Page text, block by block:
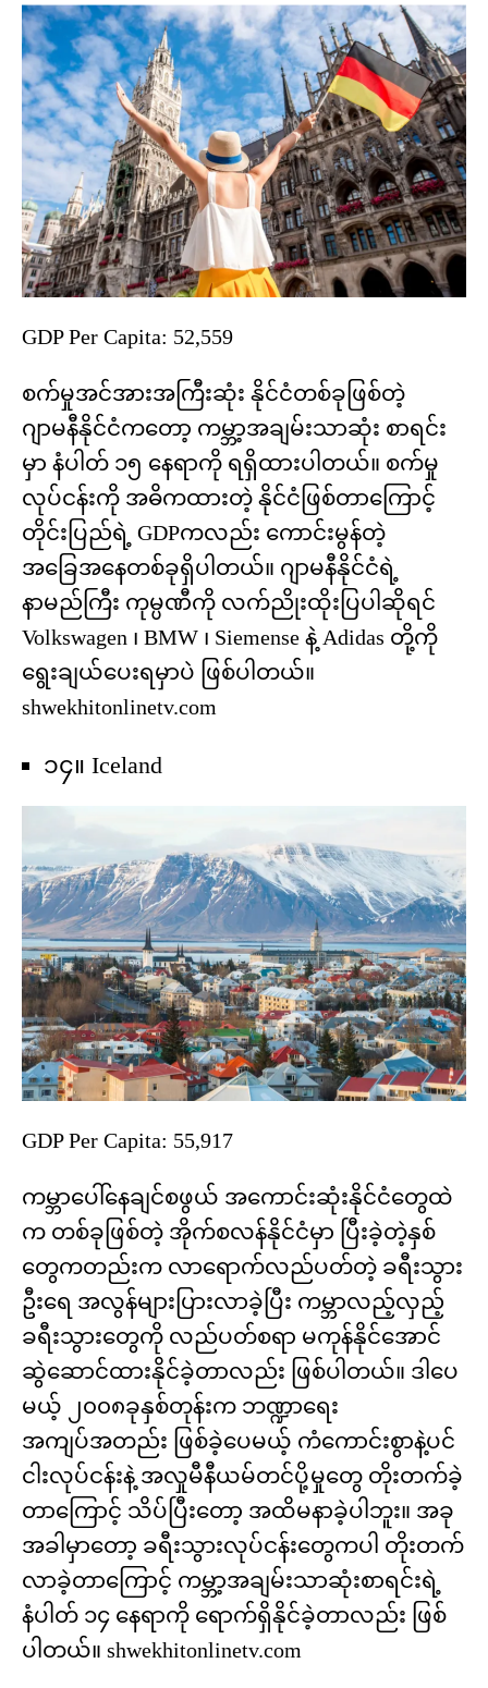
GDP Per Capita: 52,559
စက်မှုအင်အားအကြီးဆုံး နိုင်ငံတစ်ခုဖြစ်တဲ့
ဂျာမနီနိုင်ငံကတော့ ကမ္ဘာ့အချမ်းသာဆုံး စာရင်း
မှာ နံပါတ် ၁၅ နေရာကို ရရှိထားပါတယ်။ စက်မှု
လုပ်ငန်းကို အဓိကထားတဲ့ နိုင်ငံဖြစ်တာကြောင့်
တိုင်းပြည်ရဲ့ GDPကလည်း ကောင်းမွန်တဲ့
အခြေအနေတစ်ခုရှိပါတယ်။ ဂျာမနီနိုင်ငံရဲ့
နာမည်ကြီး ကုမ္ပဏီကို လက်ညိုးထိုးပြပါဆိုရင်
Volkswagen ၊ BMW ၊ Siemense နဲ့ Adidas တို့ကို
ရွေးချယ်ပေးရမှာပဲ ဖြစ်ပါတယ်။
shwekhitonlinetv.com
၁၄။ Iceland
GDP Per Capita: 55,917
ကမ္ဘာပေါ်နေချင်စဖွယ် အကောင်းဆုံးနိုင်ငံတွေထဲ
က တစ်ခုဖြစ်တဲ့ အိုက်စလန်နိုင်ငံမှာ ပြီးခဲ့တဲ့နှစ်
တွေကတည်းက လာရောက်လည်ပတ်တဲ့ ခရီးသွား
ဦးရေ အလွန်များပြားလာခဲ့ပြီး ကမ္ဘာလည့်လှည့်
ခရီးသွားတွေကို လည်ပတ်စရာ မကုန်နိုင်အောင်
ဆွဲဆောင်ထားနိုင်ခဲ့တာလည်း ဖြစ်ပါတယ်။ ဒါပေ
မယ့် ၂၀၀၈ခုနှစ်တုန်းက ဘဏ္ဍာရေး
အကျပ်အတည်း ဖြစ်ခဲ့ပေမယ့် ကံကောင်းစွာနဲ့ပင်
ငါးလုပ်ငန်းနဲ့ အလှုမီနီယမ်တင်ပို့မှုတွေ တိုးတက်ခဲ့
တာကြောင့် သိပ်ပြီးတော့ အထိမနာခဲ့ပါဘူး။ အခု
အခါမှာတော့ ခရီးသွားလုပ်ငန်းတွေကပါ တိုးတက်
လာခဲ့တာကြောင့် ကမ္ဘာ့အချမ်းသာဆုံးစာရင်းရဲ့
နံပါတ် ၁၄ နေရာကို ရောက်ရှိနိုင်ခဲ့တာလည်း ဖြစ်
ပါတယ်။ shwekhitonlinetv.com